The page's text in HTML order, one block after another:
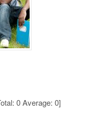
0Average: 0]